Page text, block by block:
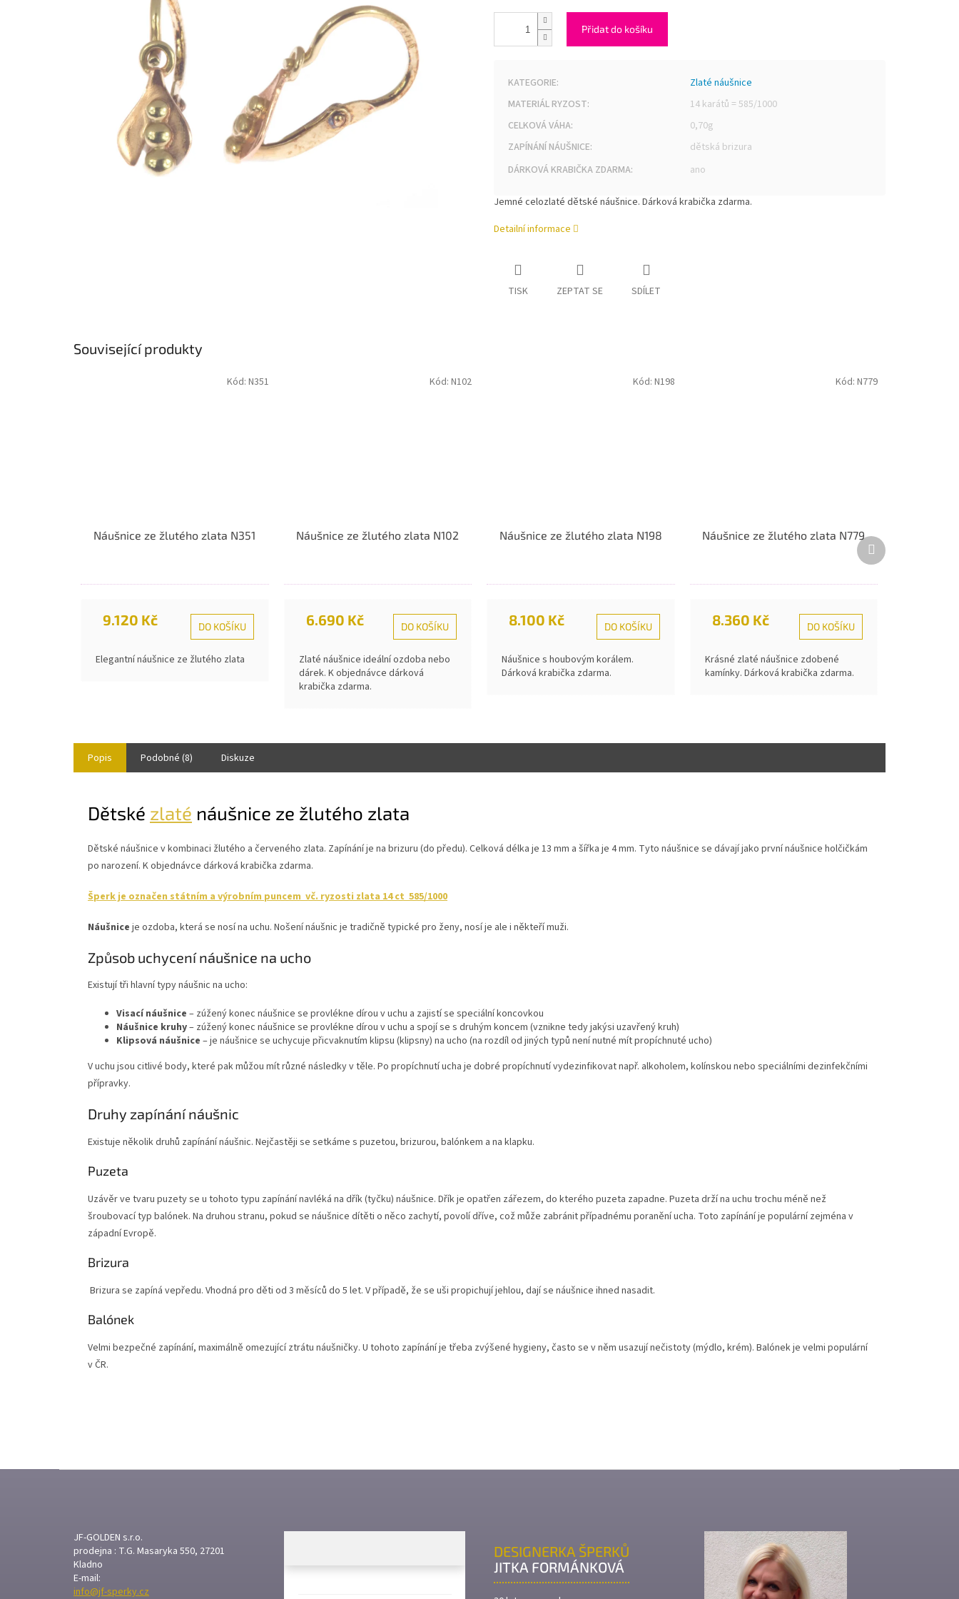
Přidat do košíku
KATEGORIE:
Zlaté náušnice
MATERIÁL RYZOST:
14 karátů = 585/1000
CELKOVÁ VÁHA:
0,70g
ZAPÍNÁNÍ NÁUŠNICE:
dětská brizura
DÁRKOVÁ KRABIČKA ZDARMA: ano
Jemné celozlaté dětské náušnice. Dárková krabička zdarma.
Detailní informace
TISK ZEPTAT SE SDÍLET
Související produkty
Náušnice ze žlutého zlata N351
9.120 Kč DO KOŠÍKU
Elegantní náušnice ze žlutého zlata
Kód: N351
Náušnice ze žlutého zlata N102
6.690 Kč DO KOŠÍKU
Zlaté náušnice ideální ozdoba nebo
dárek. K objednávce dárková
krabička zdarma.
Kód: N102
Náušnice ze žlutého zlata N198
8.100 Kč DO KOŠÍKU
Náušnice s houbovým korálem.
Dárková krabička zdarma.
Kód: N198
Náušnice ze žlutého zlata N779
8.360 Kč DO KOŠÍKU
Krásné zlaté náušnice zdobené
kamínky. Dárková krabička zdarma.
Kód: N779
Další
produkt
Popis Podobné (8) Diskuze
Dětské zlaté náušnice ze žlutého zlata
Dětské náušnice v kombinaci žlutého a červeného zlata. Zapínání je na brizuru (do předu). Celková délka je 13 mm a šířka je 4 mm. Tyto náušnice se dávají jako první náušnice holčičkám
po narození. K objednávce dárková krabička zdarma.
Šperk je označen státním a výrobním puncem vč. ryzosti zlata 14 ct 585/1000
Náušnice je ozdoba, která se nosí na uchu. Nošení náušnic je tradičně typické pro ženy, nosí je ale i někteří muži.
Způsob uchycení náušnice na ucho
Existují tři hlavní typy náušnic na ucho:
Visací náušnice – zúžený konec náušnice se provlékne dírou v uchu a zajistí se speciální koncovkou
Náušnice kruhy– zúžený konec náušnice se provlékne dírou v uchu a spojí se s druhým koncem (vznikne tedy jakýsi uzavřený kruh)
Klipsová náušnice – je náušnice se uchycuje přicvaknutím klipsu (klipsny) na ucho (na rozdíl od jiných typů není nutné mít propíchnuté ucho)
V uchu jsou citlivé body, které pak můžou mít různé následky v těle. Po propíchnutí ucha je dobré propíchnutí vydezinfikovat např. alkoholem, kolínskou nebo speciálními dezinfekčními
přípravky.
Druhy zapínání náušnic
Existuje několik druhů zapínání náušnic. Nejčastěji se setkáme s puzetou, brizurou, balónkem a na klapku.
Puzeta
Uzávěr ve tvaru puzety se u tohoto typu zapínání navléká na dřík (tyčku) náušnice. Dřík je opatřen zářezem, do kterého puzeta zapadne. Puzeta drží na uchu trochu méně než
šroubovací typ balónek. Na druhou stranu, pokud se náušnice dítěti o něco zachytí, povolí dříve, což může zabránit případnému poranění ucha. Toto zapínání je populární zejména v
západní Evropě.
Brizura
Brizura se zapíná vepředu. Vhodná pro děti od 3 měsíců do 5 let. V případě, že se uši propichují jehlou, dají se náušnice ihned nasadit.
Balónek
Velmi bezpečné zapínání, maximálně omezující ztrátu náušničky. U tohoto zapínání je třeba zvýšené hygieny, často se v něm usazují nečistoty (mýdlo, krém). Balónek je velmi populární
v ČR.
JF-GOLDEN s.r.o.
prodejna : T.G. Masaryka 550, 27201
Kladno
E-mail:
info@jf-sperky.cz
DESIGNERKA ŠPERKŮ
JITKA FORMÁNKOVÁ